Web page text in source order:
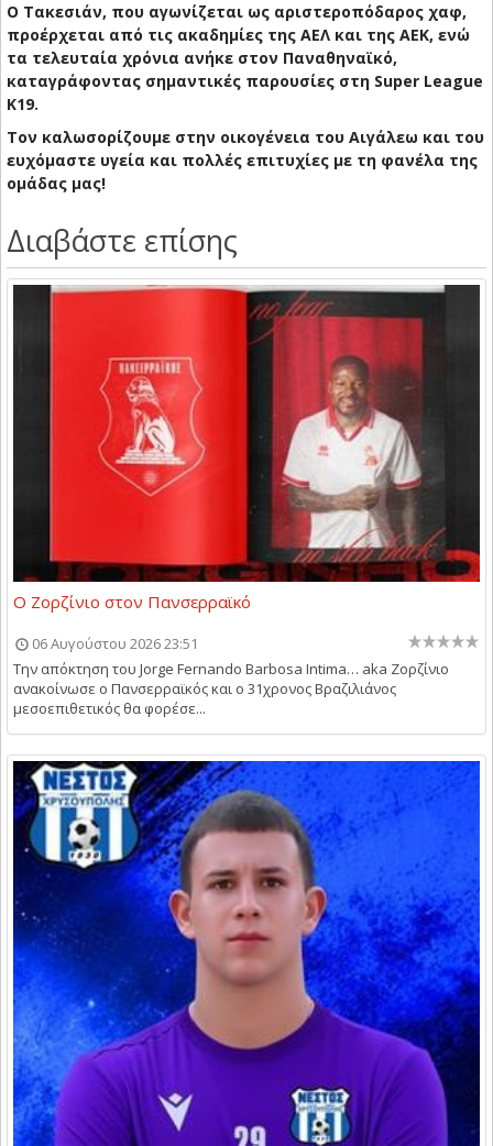
Ο Τακεσιάν, που αγωνίζεται ως αριστεροπόδαρος χαφ,
προέρχεται από τις ακαδημίες της ΑΕΛ και της ΑΕΚ, ενώ
τα τελευταία χρόνια ανήκε στον Παναθηναϊκό,
καταγράφοντας σημαντικές παρουσίες στη Super League
K19.
Τον καλωσορίζουμε στην οικογένεια του Αιγάλεω και του
ευχόμαστε υγεία και πολλές επιτυχίες με τη φανέλα της
ομάδας μας!
Διαβάστε επίσης
Ο Ζορζίνιο στον Πανσερραϊκό
06 Αυγούστου 2026 23:51
Την απόκτηση του Jorge Fernando Barbosa Intima… aka Ζορζίνιο
ανακοίνωσε ο Πανσερραϊκός και ο 31χρονος Βραζιλιάνος
μεσοεπιθετικός θα φορέσε...